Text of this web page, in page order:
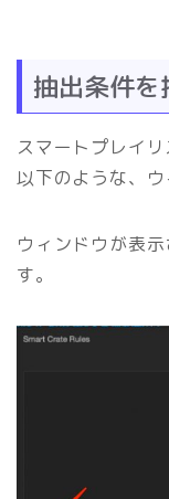
抽出条件を
スマートプレイ
以下のような、ウ
ウィンドウが表
す。